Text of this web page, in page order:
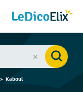
Kaboul